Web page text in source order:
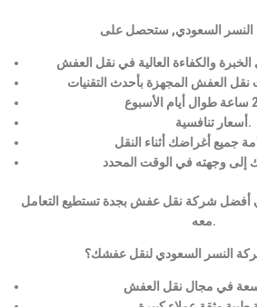
أسعار تنافسية.
أفضل شركة نقل عفش بجدة تستطيع التعامل
معه.
النسر السعودي لنقل عفشك؟